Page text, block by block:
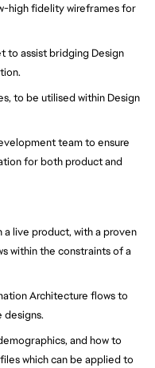
high fidelity wireframes for
to assist bridging Design
to be utilised within Design
team to ensure
for both product and
live product, with a proven
within the constraints of a
Architecture flows to
designs.
and how to
which can be applied to